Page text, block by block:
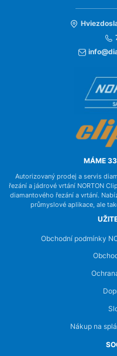
MÁME
Autorizovaný prodej a servis
řezání a jádrové vrtání NORTON
diamantového řezání a vrtání.
průmyslové aplikace, ale
Obchodní podmínky
Nákup na